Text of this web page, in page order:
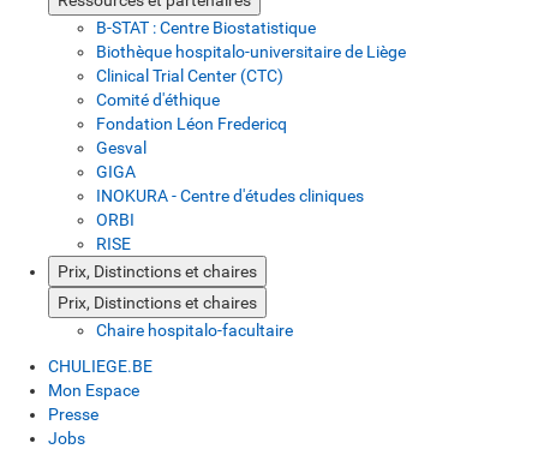
B-STAT : Centre Biostatistique
Biothèque hospitalo-universitaire de Liège
Clinical Trial Center (CTC)
Comité d'éthique
Fondation Léon Fredericq
Gesval
GIGA
INOKURA - Centre d'études cliniques
ORBI
RISE
Prix, Distinctions et chaires
Prix, Distinctions et chaires
Chaire hospitalo-facultaire
CHULIEGE.BE
Mon Espace
Presse
Jobs